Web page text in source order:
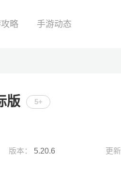
略 手游动态
版 5+
版本： 5.20.6 更